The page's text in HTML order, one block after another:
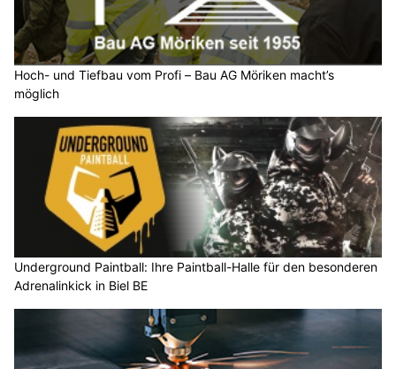
Hoch- und Tiefbau vom Profi – Bau AG Möriken macht’s
möglich
Underground Paintball: Ihre Paintball-Halle für den besonderen
Adrenalinkick in Biel BE